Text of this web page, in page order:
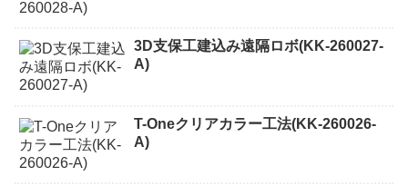
3D支保工建込み遠隔ロボ(KK-260027-
A)
T-Oneクリアカラー工法(KK-260026-
A)